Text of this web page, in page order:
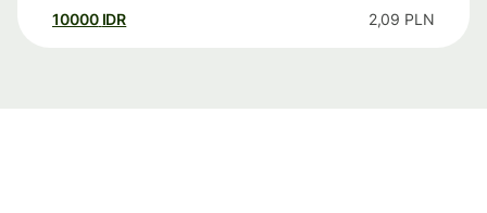
10000 IDR 2,09 PLN